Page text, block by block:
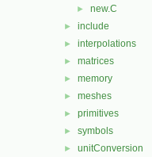
► new.C
► include
► interpolations
► matrices
► memory
► meshes
► primitives
► symbols
► unitConversion